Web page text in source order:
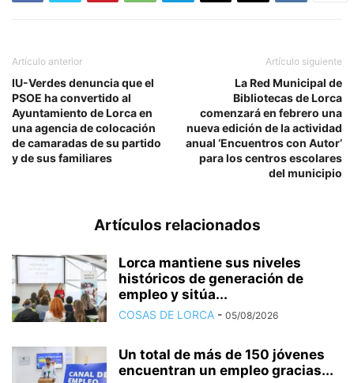
Artículo anterior
IU-Verdes denuncia que el
PSOE ha convertido al
Ayuntamiento de Lorca en
una agencia de colocación
de camaradas de su partido
y de sus familiares
Artículo siguiente
La Red Municipal de
Bibliotecas de Lorca
comenzará en febrero una
nueva edición de la actividad
anual ‘Encuentros con Autor’
para los centros escolares
del municipio
Artículos relacionados
Lorca mantiene sus niveles
históricos de generación de
empleo y sitúa...
COSAS DE LORCA - 05/08/2026
Un total de más de 150 jóvenes
encuentran un empleo gracias...